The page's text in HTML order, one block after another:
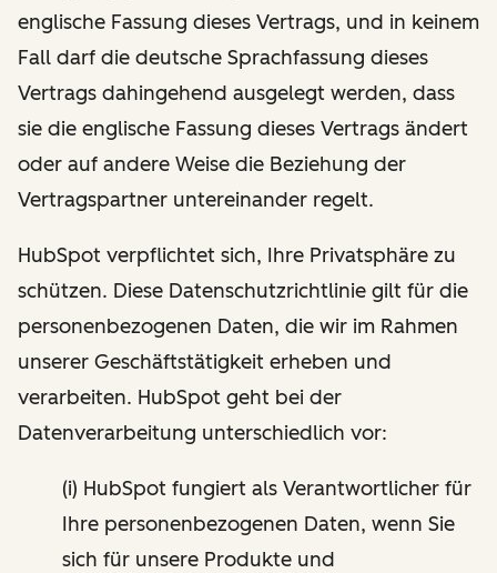
englische Fassung dieses Vertrags, und in keinem
Fall darf die deutsche Sprachfassung dieses
Vertrags dahingehend ausgelegt werden, dass
sie die englische Fassung dieses Vertrags ändert
oder auf andere Weise die Beziehung der
Vertragspartner untereinander regelt.
HubSpot verpflichtet sich, Ihre Privatsphäre zu
schützen. Diese Datenschutzrichtlinie gilt für die
personenbezogenen Daten, die wir im Rahmen
unserer Geschäftstätigkeit erheben und
verarbeiten. HubSpot geht bei der
Datenverarbeitung unterschiedlich vor:
(i) HubSpot fungiert als Verantwortlicher für
Ihre personenbezogenen Daten, wenn Sie
sich für unsere Produkte und